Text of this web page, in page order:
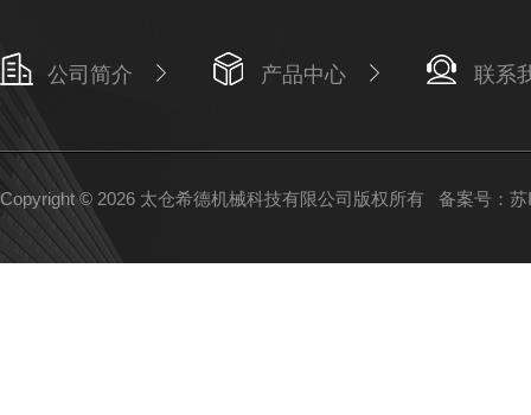
公司简介 产品中心 联系
Copyright © 2026 太仓希德机械科技有限公司版权所有 备案号：